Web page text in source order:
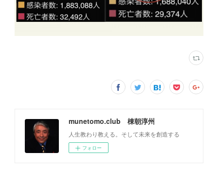
munetomo.club 棟朝淳州
人生教わり教える。そして未来を創造する
フォロー